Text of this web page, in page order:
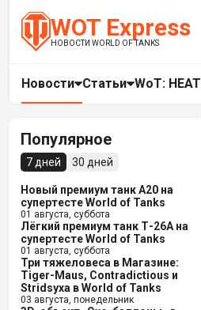
WOT Express
НОВОСТИ WORLD OF TANKS
Новости Статьи WoT: HEAT
Популярное
7 дней 30 дней
Новый премиум танк A20 на
супертесте World of Tanks
01 августа, суббота
Лёгкий премиум танк Т-26А на
супертесте World of Tanks
01 августа, суббота
Три тяжеловеса в Магазине:
Tiger-Maus, Contradictious и
Stridsyxa в World of Tanks
03 августа, понедельник